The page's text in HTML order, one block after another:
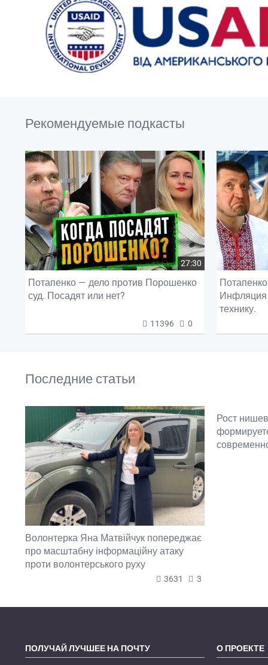
Рекомендуемые подкасты
27:30
Потапенко — дело против Порошенко
суд. Посадят или нет?
11396 0
Инфляция
технику.
Последние статьи
Волонтерка Яна Матвійчук попереджає
про масштабну інформаційну атаку
проти волонтерського руху
3631 3
Рост
ПОЛУЧАЙ ЛУЧШЕЕ НА ПОЧТУ О ПРОЕКТЕ